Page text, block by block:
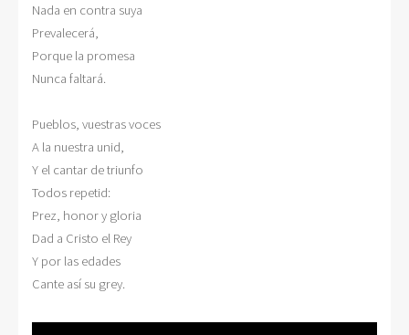
Nada en contra suya
Prevalecerá,
Porque la promesa
Nunca faltará.
Pueblos, vuestras voces
A la nuestra unid,
Y el cantar de triunfo
Todos repetid:
Prez, honor y gloria
Dad a Cristo el Rey
Y por las edades
Cante así su grey.